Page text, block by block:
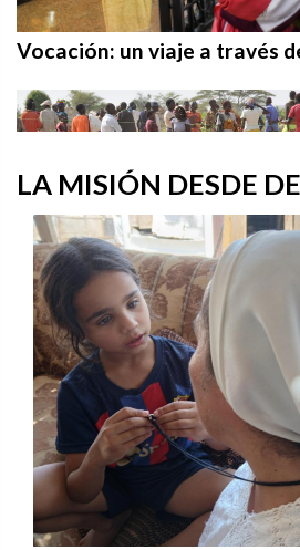
Vocación: un viaje a través
LA MISIÓN DESDE